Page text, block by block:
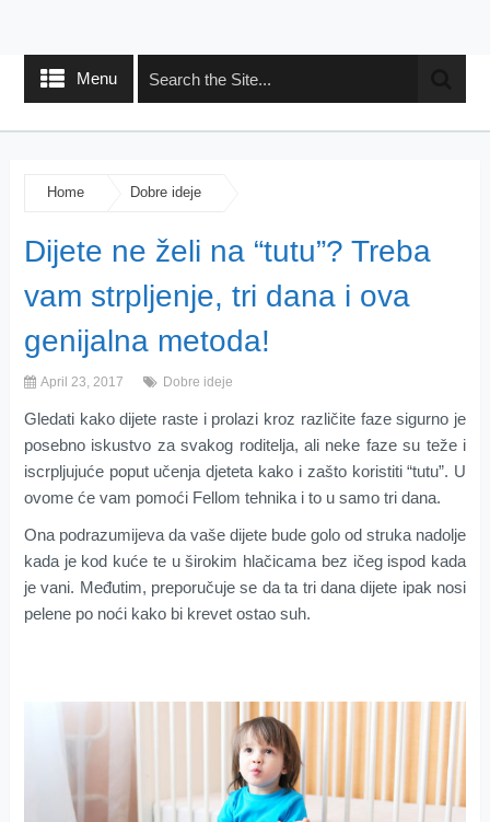
Menu
Home Dobre ideje
Dijete ne želi na “tutu”? Treba
vam strpljenje, tri dana i ova
genijalna metoda!
April 23, 2017 Dobre ideje
Gledati kako dijete raste i prolazi kroz različite faze sigurno je
posebno iskustvo za svakog roditelja, ali neke faze su teže i
iscrpljujuće poput učenja djeteta kako i zašto koristiti “tutu”. U
ovome će vam pomoći Fellom tehnika i to u samo tri dana.
Ona podrazumijeva da vaše dijete bude golo od struka nadolje
kada je kod kuće te u širokim hlačicama bez ičeg ispod kada
je vani. Međutim, preporučuje se da ta tri dana dijete ipak nosi
pelene po noći kako bi krevet ostao suh.